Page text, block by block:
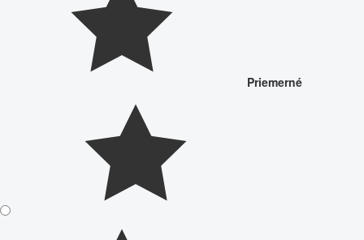
Priemerné